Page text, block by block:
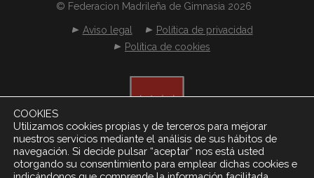
© Federacion Madrileña de Gimnasia 2026
Aviso legal
Política de privacidad
Política de cookies
COOKIES
Utilizamos cookies propias y de terceros para mejorar
nuestros servicios mediante el análisis de sus hábitos de
navegación. Si decide pulsar “aceptar” nos está usted
otorgando su consentimiento para emplear dichas cookies e